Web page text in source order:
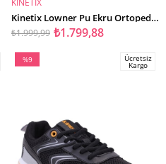
SEPETE EKLE
Kinetix Lowner Pu Ekru Ortopedik Günlük Kadın Spor Ayakkabı
₺1.799,88
₺1.999,99
%9
Ücretsiz
Kargo